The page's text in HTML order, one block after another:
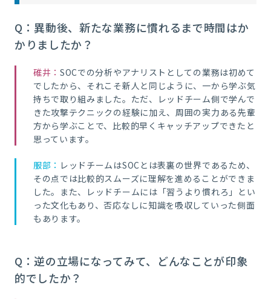
Q：異動後、新たな業務に慣れるまで時間はか
かりましたか？
碓井： SOCでの分析やアナリストとしての業務は初めて
でしたから、それこそ新人と同じように、一から学ぶ気
持ちで取り組みました。ただ、レッドチーム側で学んで
きた攻撃テクニックの経験に加え、周囲の実力ある先輩
方から学ぶことで、比較的早くキャッチアップできたと
思っています。
服部： レッドチームはSOCとは表裏の世界であるため、
その点では比較的スムーズに理解を進めることができま
した。また、レッドチームには「習うより慣れろ」とい
った文化もあり、否応なしに知識を吸収していった側面
もあります。
Q：逆の立場になってみて、どんなことが印象
的でしたか？